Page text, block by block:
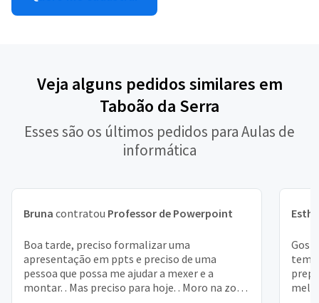
Veja alguns pedidos similares em
Taboão da Serra
Esses são os últimos pedidos para Aulas de
informática
Bruna contratou Professor de Powerpoint
Boa tarde, preciso formalizar uma
apresentação em ppts e preciso de uma
pessoa que possa me ajudar a mexer e a
montar. . Mas preciso para hoje. . Moro na zona